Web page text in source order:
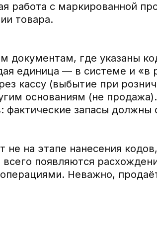
работа с маркированной
товара.
документам, где указаны
единица — в системе и «в
кассу (выбытие при
основаниям (не продажа).
фактические запасы
не на этапе нанесения
появляются
Неважно,